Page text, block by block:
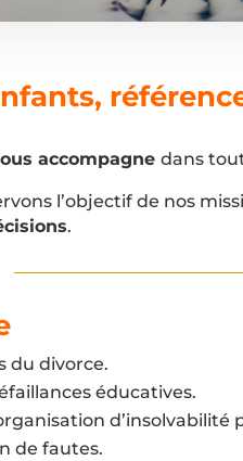
accompagne dans
l’objectif de nos
.
du divorce.
éducatives.
d’insolvabilité
de fautes.